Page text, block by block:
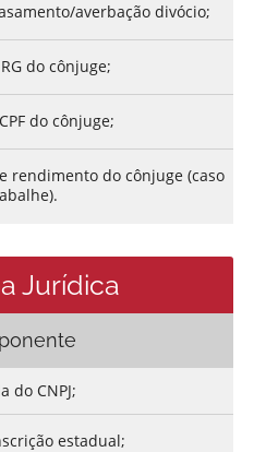
averbação divócio;
do cônjuge;
do cônjuge;
rendimento do cônjuge (caso
Jurídica
do CNPJ;
estadual;